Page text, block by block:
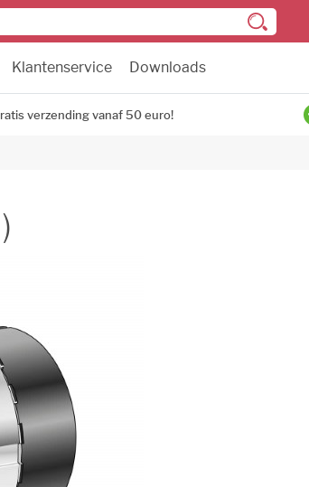
Klantenservice Downloads
verzending vanaf 50 euro!